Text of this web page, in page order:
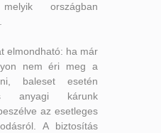
országban
elmondható: ha már
nem éri meg a
baleset esetén
anyagi kárunk
az esetleges
A biztosítás